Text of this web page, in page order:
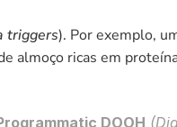
triggers). Por exemplo,
almoço ricas em
DOOH